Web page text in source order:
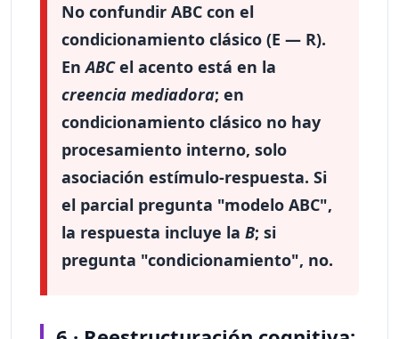
No confundir ABC con el
condicionamiento clásico (E — R).
EnABCel acento está en la
creencia mediadora; en
condicionamiento clásico no hay
procesamiento interno, solo
asociación estímulo-respuesta. Si
el parcial pregunta "modelo ABC",
la respuesta incluye la B; si
pregunta "condicionamiento", no.